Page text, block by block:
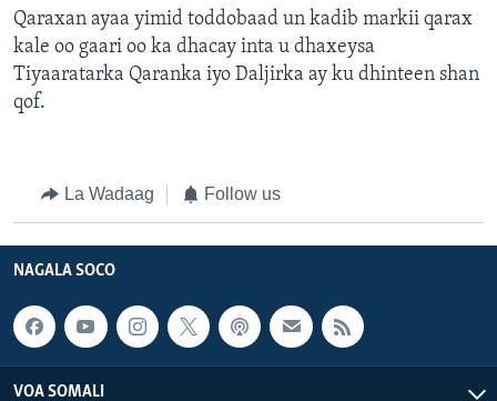
Qaraxan ayaa yimid toddobaad un kadib markii qarax
kale oo gaari oo ka dhacay inta u dhaxeysa
Tiyaaratarka Qaranka iyo Daljirka ay ku dhinteen shan
qof.
La Wadaag Follow us
NAGALA SOCO
VOA SOMALI